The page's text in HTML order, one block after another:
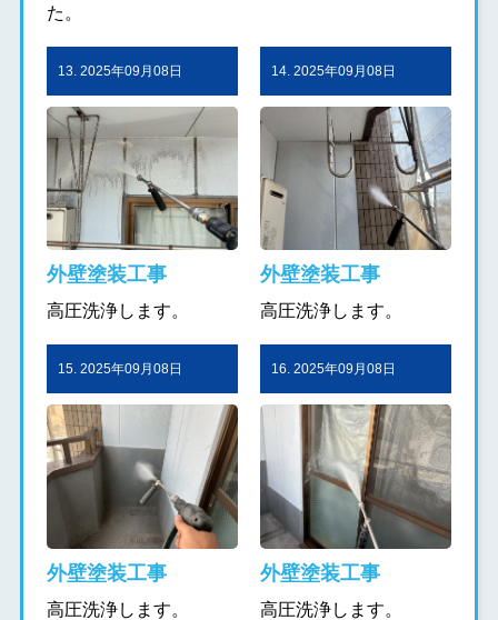
た。
13. 2025年09月08日
外壁塗装工事
高圧洗浄します。
14. 2025年09月08日
外壁塗装工事
高圧洗浄します。
15. 2025年09月08日
外壁塗装工事
高圧洗浄します。
16. 2025年09月08日
外壁塗装工事
高圧洗浄します。